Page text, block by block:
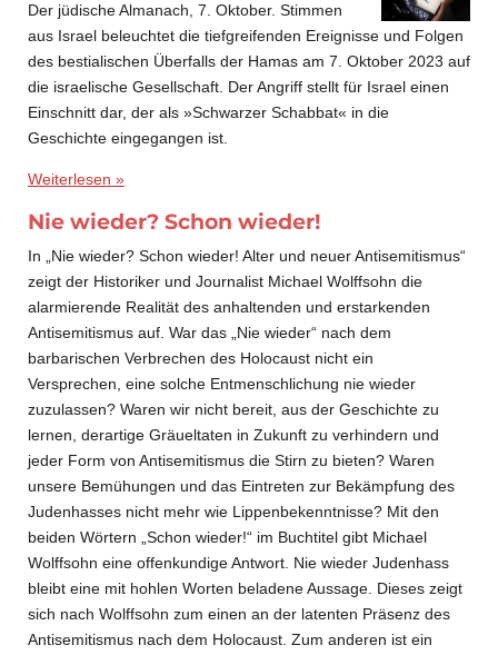
Der jüdische Almanach, 7. Oktober. Stimmen
aus Israel beleuchtet die tiefgreifenden Ereignisse und Folgen
des bestialischen Überfalls der Hamas am 7. Oktober 2023 auf
die israelische Gesellschaft. Der Angriff stellt für Israel einen
Einschnitt dar, der als »Schwarzer Schabbat« in die
Geschichte eingegangen ist.
Weiterlesen »
Nie wieder? Schon wieder!
In „Nie wieder? Schon wieder! Alter und neuer Antisemitismus“
zeigt der Historiker und Journalist Michael Wolffsohn die
alarmierende Realität des anhaltenden und erstarkenden
Antisemitismus auf. War das „Nie wieder“ nach dem
barbarischen Verbrechen des Holocaust nicht ein
Versprechen, eine solche Entmenschlichung nie wieder
zuzulassen? Waren wir nicht bereit, aus der Geschichte zu
lernen, derartige Gräueltaten in Zukunft zu verhindern und
jeder Form von Antisemitismus die Stirn zu bieten? Waren
unsere Bemühungen und das Eintreten zur Bekämpfung des
Judenhasses nicht mehr wie Lippenbekenntnisse? Mit den
beiden Wörtern „Schon wieder!“ im Buchtitel gibt Michael
Wolffsohn eine offenkundige Antwort. Nie wieder Judenhass
bleibt eine mit hohlen Worten beladene Aussage. Dieses zeigt
sich nach Wolffsohn zum einen an der latenten Präsenz des
Antisemitismus nach dem Holocaust. Zum anderen ist ein